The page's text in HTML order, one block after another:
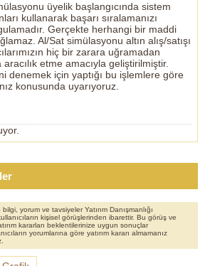
üyelik başlangıcında sistem
kullanarak başarı sıralamanızı
Gerçekte herhangi bir maddi
Al/Sat simülasyonu altın alış/satışı
hiç bir zarara uğramadan
etme amacıyla geliştirilmiştir.
denemek için yaptığı bu işlemlere göre
konusunda uyarıyoruz.
yorum ve tavsiyeler Yatırım Danışmanlığı
kişisel görüşlerinden ibarettir. Bu görüş ve
kararları beklentilerinize uygun sonuçlar
yorumlarına göre yatırım kararı almamanız